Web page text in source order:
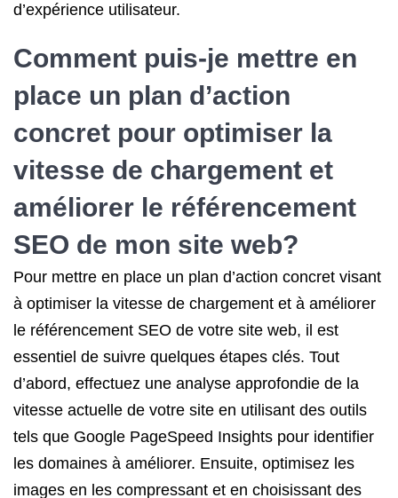
d’expérience utilisateur.
Comment puis-je mettre en
place un plan d’action
concret pour optimiser la
vitesse de chargement et
améliorer le référencement
SEO de mon site web?
Pour mettre en place un plan d’action concret visant
à optimiser la vitesse de chargement et à améliorer
le référencement SEO de votre site web, il est
essentiel de suivre quelques étapes clés. Tout
d’abord, effectuez une analyse approfondie de la
vitesse actuelle de votre site en utilisant des outils
tels que Google PageSpeed Insights pour identifier
les domaines à améliorer. Ensuite, optimisez les
images en les compressant et en choisissant des